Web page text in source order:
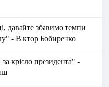
давайте збавимо темпи
- Віктор Бобиренко
за крісло президента" -